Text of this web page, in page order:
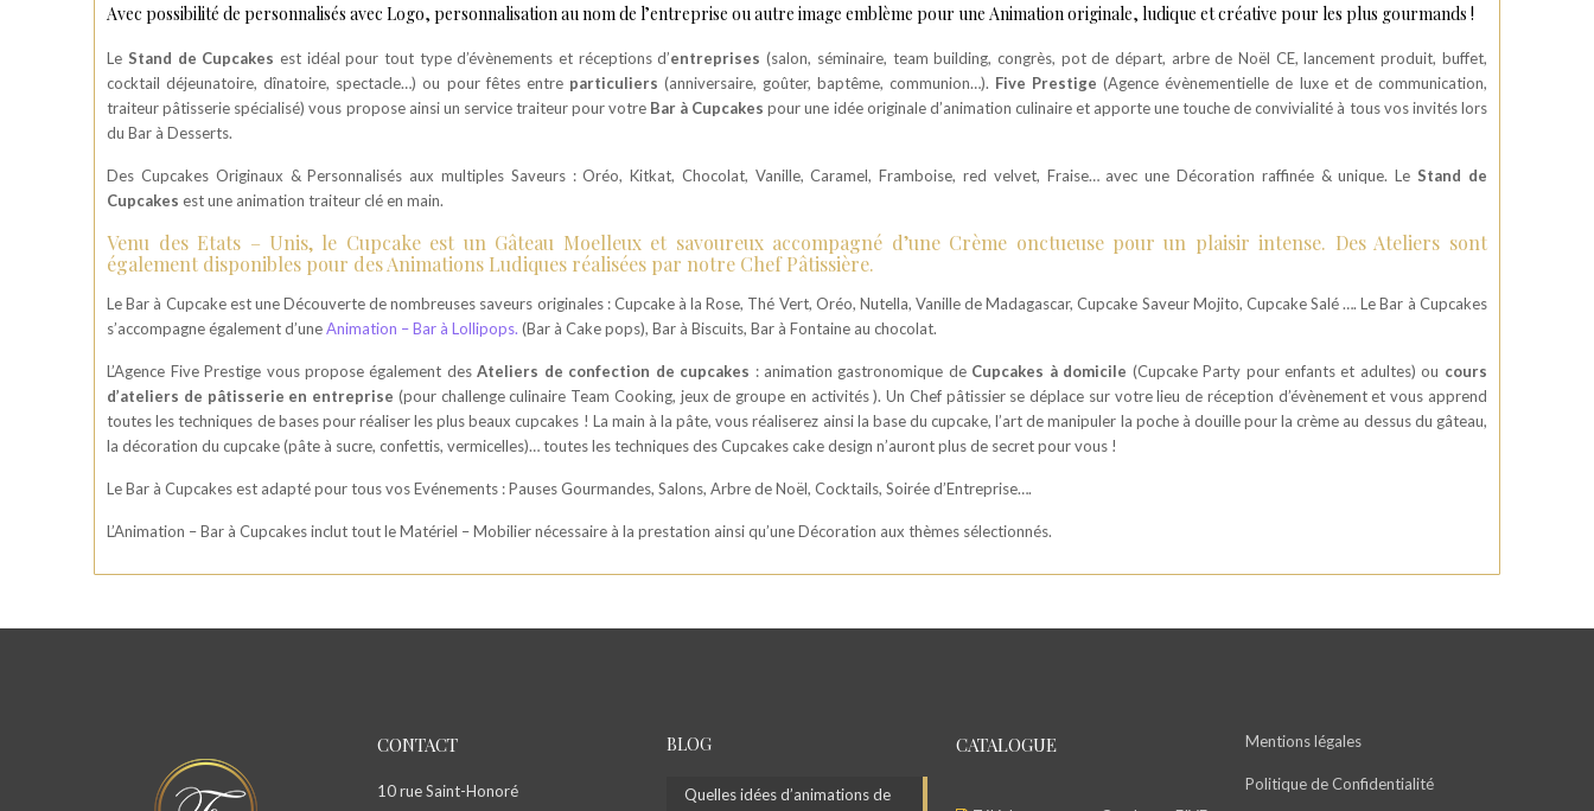
Avec possibilité de personnalisés avec Logo, personnalisation au nom de l’entreprise ou autre image emblème pour une Animation originale, ludique et créative pour les plus gourmands !
Le Stand de Cupcakes est idéal pour tout type d’évènements et réceptions d’entreprises (salon, séminaire, team building, congrès, pot de départ, arbre de Noël CE, lancement produit, buffet,
cocktail déjeunatoire, dînatoire, spectacle…) ou pour fêtes entre particuliers (anniversaire, goûter, baptême, communion…). Five Prestige(Agence évènementielle de luxe et de communication,
traiteur pâtisserie spécialisé) vous propose ainsi un service traiteur pour votre Bar à Cupcakespour une idée originale d’animation culinaire et apporte une touche de convivialité à tous vos invités lors
du Bar à Desserts.
Des Cupcakes Originaux & Personnalisés aux multiples Saveurs : Oréo, Kitkat, Chocolat, Vanille, Caramel, Framboise, red velvet, Fraise… avec une Décoration raffinée & unique. Le Stand de
Cupcakesest une animation traiteur clé en main.
Venu des Etats – Unis, le Cupcake est un Gâteau Moelleux et savoureux accompagné d’une Crème onctueuse pour un plaisir intense. Des Ateliers sont
également disponibles pour des Animations Ludiques réalisées par notre Chef Pâtissière.
Le Bar à Cupcake est une Découverte de nombreuses saveurs originales : Cupcake à la Rose, Thé Vert, Oréo, Nutella, Vanille de Madagascar, Cupcake Saveur Mojito, Cupcake Salé …. Le Bar à Cupcakes
s’accompagne également d’uneAnimation – Bar à Lollipops. (Bar à Cake pops), Bar à Biscuits, Bar à Fontaine au chocolat.
L’Agence Five Prestige vous propose également desAteliers de confection de cupcakes : animation gastronomique de Cupcakes à domicile (Cupcake Party pour enfants et adultes) ou cours
d’ateliers de pâtisserie en entreprise (pour challenge culinaire Team Cooking, jeux de groupe en activités ). Un Chef pâtissier se déplace sur votre lieu de réception d’évènement et vous apprend
toutes les techniques de bases pour réaliser les plus beaux cupcakes ! La main à la pâte, vous réaliserez ainsi la base du cupcake, l’art de manipuler la poche à douille pour la crème au dessus du gâteau,
la décoration du cupcake (pâte à sucre, confettis, vermicelles)… toutes les techniques des Cupcakes cake design n’auront plus de secret pour vous !
Le Bar à Cupcakes est adapté pour tous vos Evénements : Pauses Gourmandes, Salons, Arbre de Noël, Cocktails, Soirée d’Entreprise….
L’Animation – Bar à Cupcakes inclut tout le Matériel – Mobilier nécessaire à la prestation ainsi qu’une Décoration aux thèmes sélectionnés.
CONTACT
10 rue Saint-Honoré
BLOG
Quelles idées d’animations de
CATALOGUE Mentions légales
Politique de Confidentialité